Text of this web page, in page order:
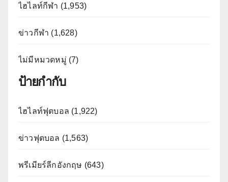
ไฮไลท์กีฬา (1,953)
ข่าวกีฬา (1,628)
ไม่มีหมวดหมู่ (7)
ป้ายกำกับ
ไฮไลท์ฟุตบอล (1,922)
ข่าวฟุตบอล (1,563)
พรีเมียร์ลีกอังกฤษ (643)